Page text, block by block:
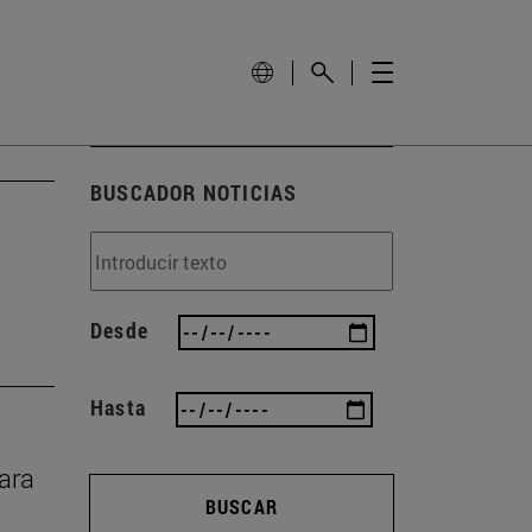
BUSCADOR NOTICIAS
Desde
Hasta
BUSCAR